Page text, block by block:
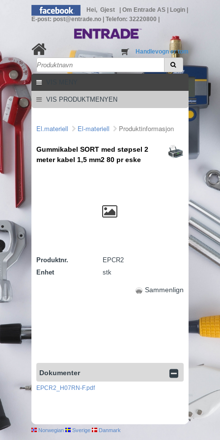
Hei, Gjest Om Entrade AS Login
E-post: post@entrade.no
Telefon: 32220800
Handlevogn er tom
VIS PRODUKTMENYEN
El.materiell El-materiell Produktinformasjon
Gummikabel SORT med støpsel 2
meter kabel 1,5 mm2 80 pr eske
Produktnr.
EPCR2
Enhet
stk
Sammenlign
Dokumenter
EPCR2_H07RN-F.pdf
Norwegian Sverige Danmark